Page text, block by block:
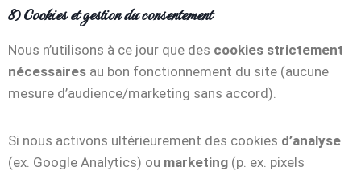
8) Cookies et gestion du consentement
Nous n’utilisons à ce jour que des cookies strictement
nécessaires au bon fonctionnement du site (aucune
mesure d’audience/marketing sans accord).
Si nous activons ultérieurement des cookies d’analyse
(ex. Google Analytics) ou marketing (p. ex. pixels